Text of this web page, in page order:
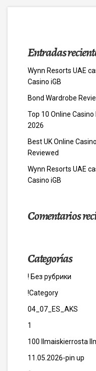
Entradas
Wynn Resorts UAE
Casino iGB
Bond Wardrobe
Top 10 Online
2026
Best UK Online
Reviewed
Wynn Resorts UAE
Casino iGB
Comentarios
Categorías
! Без рубрики
!Category
04_07_ES_AKS
1
100 Ilmaiskierrosta
11.05.2026-pin up